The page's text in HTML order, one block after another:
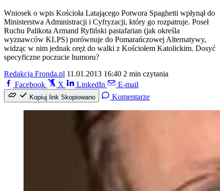
Wniosek o wpis Kościoła Latającego Potwora Spaghetti wpłynął do
Ministerstwa Administracji i Cyfryzacji, który go rozpatruje. Poseł
Ruchu Palikota Armand Ryfiński pastafarian (jak określa
wyznawców KLPS) porównuje do Pomarańczowej Alternatywy,
widząc w nim jednak oręż do walki z Kościołem Katolickim. Dosyć
specyficzne poczucie humoru?
Redakcja Fronda.pl 11.01.2013 16:40 2 min czytania
Facebook
X LinkedIn E-mail
Kopiuj link Skopiowano Komentarze